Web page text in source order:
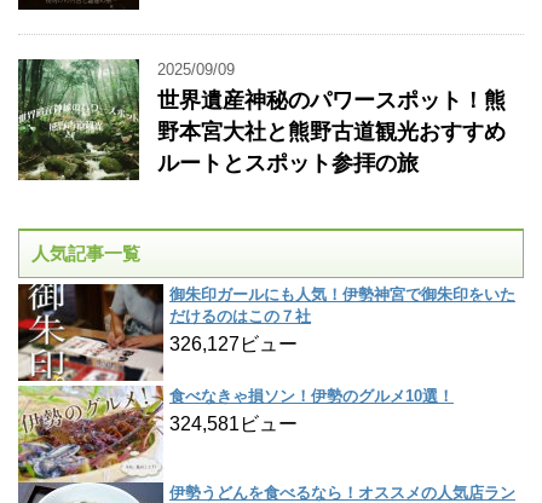
2025/09/09
世界遺産神秘のパワースポット！熊
野本宮大社と熊野古道観光おすすめ
ルートとスポット参拝の旅
人気記事一覧
御朱印ガールにも人気！伊勢神宮で御朱印をいた
だけるのはこの７社
326,127ビュー
食べなきゃ損ソン！伊勢のグルメ10選！
324,581ビュー
伊勢うどんを食べるなら！オススメの人気店ラン